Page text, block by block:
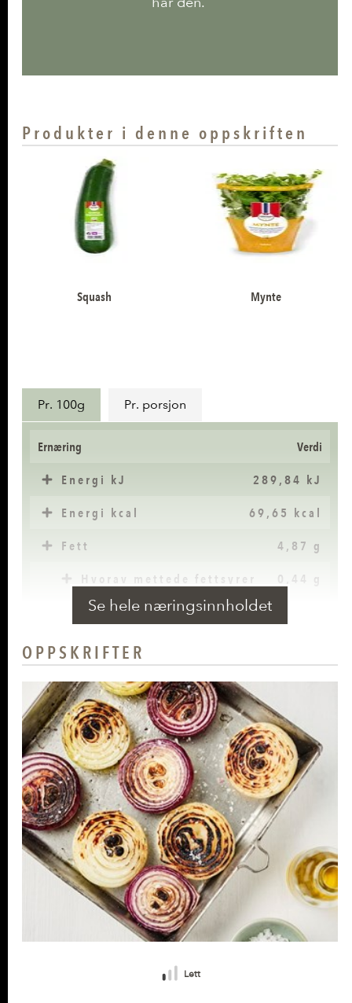
Produkter i denne oppskriften
Squash Mynte
Næringsinnhold
Pr. 100g Pr. porsjon
Ernæring Verdi
Energi kJ 289,84 kJ
Energi kcal 69,65 kcal
Fett 4,87 g
Hvorav mettede fettsyrer 0,44 g
Karbohydrater
Hvorav sukkerarter
Protein 2,71 g
Salt 0,39 g
Vitamin E 2,46 alfa-TE(20% *)
Vitamin B1 (tiamin) 0,11 mg(9% *)
Vitamin B9 (folat) 17,59 µg
Kalium (K) 265,9 mg (13% *)
Fosfor (P) 65,01 mg (9% *)
Magnesium (Mg) 36,94 mg(9% *)
Se hele næringsinnholdet
OPPSKRIFTER
Lett